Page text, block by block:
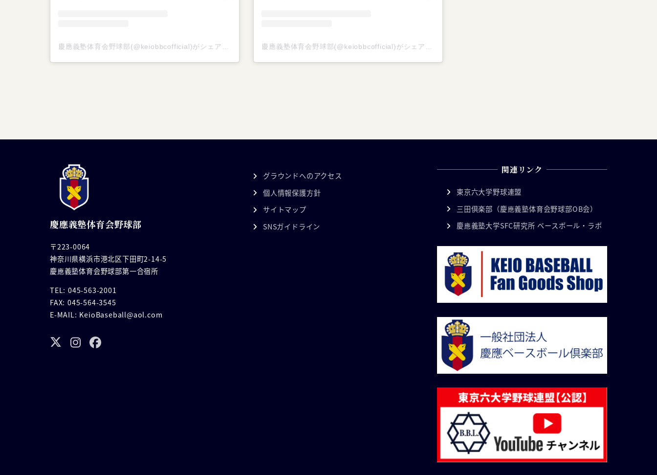
慶應義塾体育会野球部
〒223-0064
神奈川県横浜市港北区下田町2-14-5
慶應義塾体育会野球部第一合宿所
TEL: 045-563-2001
FAX: 045-564-3545
E-MAIL: KeioBaseball@aol.com
グラウンドへのアクセス
個人情報保護方針
サイトマップ
SNSガイドライン
関連リンク
東京六大学野球連盟
三田倶楽部（慶應義塾体育会野球部OB会）
慶應義塾大学SFC研究所 ベースボール・ラボ